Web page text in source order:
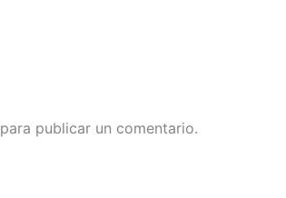
para publicar un comentario.